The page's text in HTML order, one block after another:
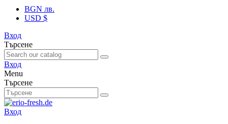
BGN лв.
USD $
Вход
Търсене
Вход
Menu
Търсене
Вход